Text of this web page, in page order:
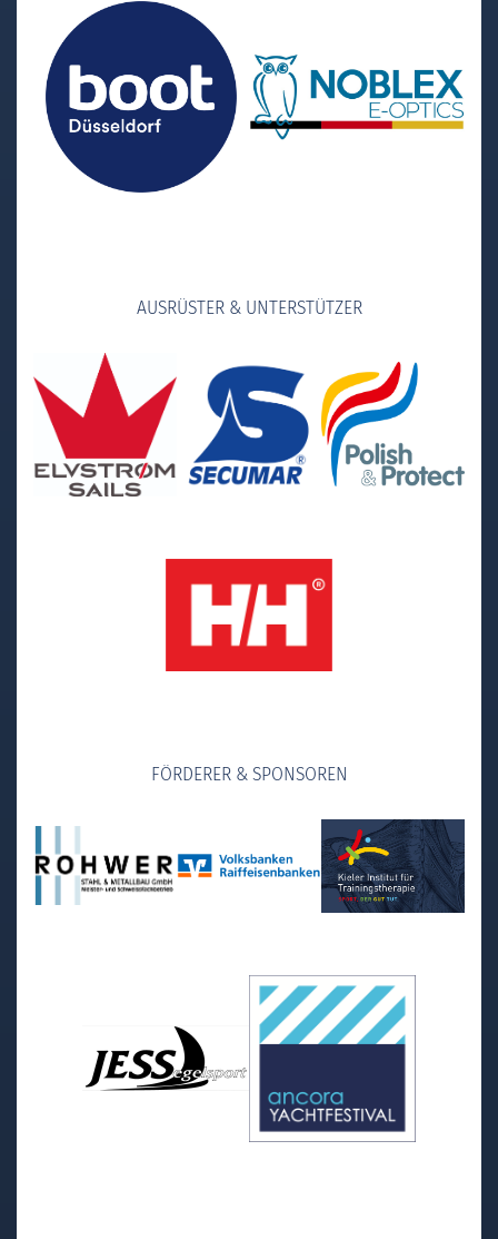
AUSRÜSTER & UNTERSTÜTZER
FÖRDERER & SPONSOREN